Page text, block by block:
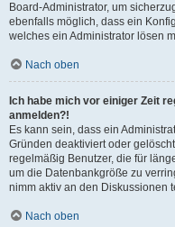
Board-Administrator, um
ebenfalls möglich, dass ein
welches ein Administrator lösen
Nach oben
Ich habe mich vor einiger Zeit
anmelden?!
Es kann sein, dass ein
Gründen deaktiviert oder
regelmäßig Benutzer, die für
um die Datenbankgröße zu
nimm aktiv an den Diskussionen
Nach oben